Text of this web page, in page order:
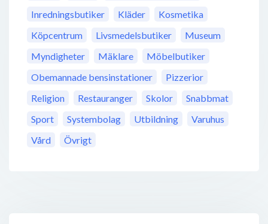
Inredningsbutiker
Kläder
Kosmetika
Köpcentrum
Livsmedelsbutiker
Museum
Myndigheter
Mäklare
Möbelbutiker
Obemannade bensinstationer
Pizzerior
Religion
Restauranger Skolor
Snabbmat
Sport
Systembolag Utbildning
Varuhus
Vård
Övrigt